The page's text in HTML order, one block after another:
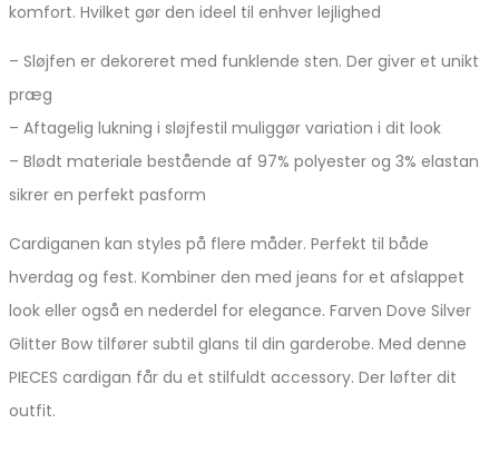
komfort. Hvilket gør den ideel til enhver lejlighed
– Sløjfen er dekoreret med funklende sten. Der giver et unikt
præg
– Aftagelig lukning i sløjfestil muliggør variation i dit look
– Blødt materiale bestående af 97% polyester og 3% elastan
sikrer en perfekt pasform
Cardiganen kan styles på flere måder. Perfekt til både
hverdag og fest. Kombiner den med jeans for et afslappet
look eller også en nederdel for elegance. Farven Dove Silver
Glitter Bow tilfører subtil glans til din garderobe. Med denne
PIECES cardigan får du et stilfuldt accessory. Der løfter dit
outfit.